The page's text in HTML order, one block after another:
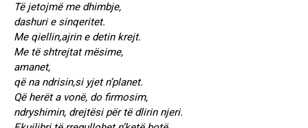
Të jetojmë me dhimbje,
dashuri e sinqeritet.
Me qiellin,ajrin e detin krejt.
Me të shtrejtat mësime,
amanet,
që na ndrisin,si yjet n’planet.
Që herët a vonë, do firmosim,
ndryshimin, drejtësi për të dlirin njeri.